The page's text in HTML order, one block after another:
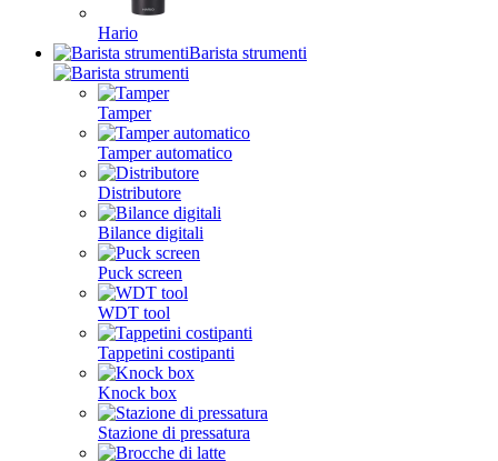
Hario
Barista strumenti
Tamper
Tamper automatico
Distributore
Bilance digitali
Puck screen
WDT tool
Tappetini costipanti
Knock box
Stazione di pressatura